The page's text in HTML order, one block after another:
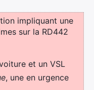
impliquant une
sur la RD442
et un VSL
, une en urgence